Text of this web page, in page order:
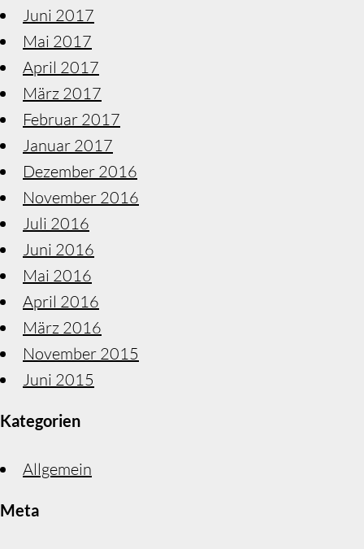
Juni 2017
Mai 2017
April 2017
März 2017
Februar 2017
Januar 2017
Dezember 2016
November 2016
Juli 2016
Juni 2016
Mai 2016
April 2016
März 2016
November 2015
Juni 2015
Kategorien
Allgemein
Meta